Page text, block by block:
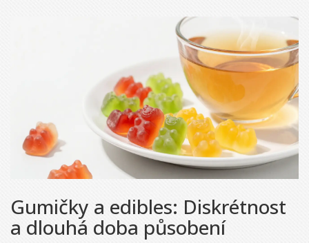
Gumičky a edibles: Diskrétnost
a dlouhá doba působení